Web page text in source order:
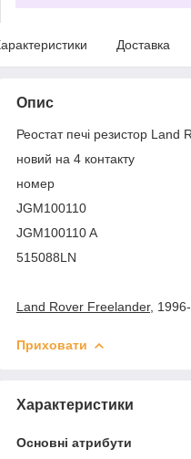
Доставка
Опис
Реостат печі резистор
новий на 4 контакту
номер
JGM100110
JGM100110 A
515088LN
Land Rover Freelander,
Приховати
Характеристики
Основні атрибути